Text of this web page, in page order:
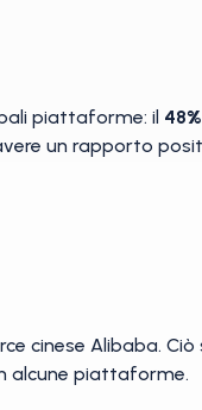
piattaforme: il 48%
un rapporto
cinese Alibaba. Ciò
alcune piattaforme.